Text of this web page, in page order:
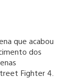
que acabou
dos
Fighter 4.